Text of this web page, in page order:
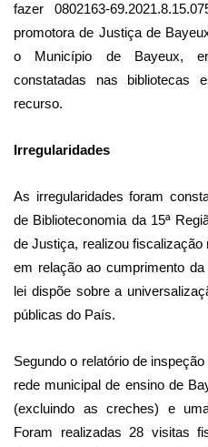
fazer 0802163-
promotora de Justiça de
o Município de Bayeux,
constatadas nas bibliotecas
recurso.
Irregularidades
As irregularidades foram
de Biblioteconomia da 15ª
de Justiça, realizou
em relação ao cumprimento
lei dispõe sobre a
públicas do País.
Segundo o relatório de
rede municipal de ensino de
(excluindo as creches) e
Foram realizadas 28 visitas